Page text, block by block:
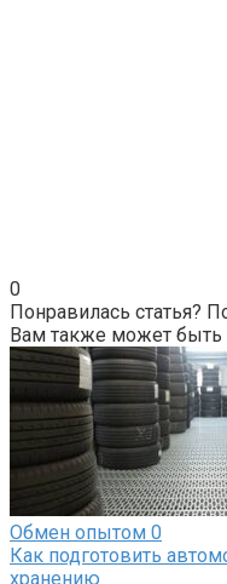
0
Понравилась статья?
Вам также может быть
Обмен опытом 0
Как подготовить
хранению